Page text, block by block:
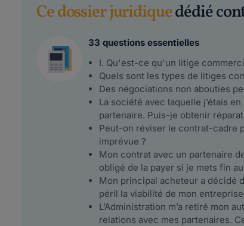
Ce dossier juridiquedédié
33 questions essentielles
I. Qu'est-ce qu'un litige
Quels sont les types de litiges
Des négociations non abouties
La société avec laquelle j’étais
partenaire. Puis-je obtenir
Peut-on réviser le contrat-cadre
imprévue ?
Mon contrat avec un partenaire
obligé de la payer si je mets fin
Mon principal acheteur a décidé
péril la viabilité de mon
L’Administration m’a retiré mon
relations avec mes partenaires.